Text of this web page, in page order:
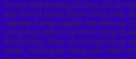
Intern Marketing không chỉ là
mà là một bước đệm vững chắc
nghiệp trong ngành Marketing.
vọng bạn đã có cái nhìn tổng
Marketing, hiểu rõ những công
nhận, những kỹ năng cần thiết